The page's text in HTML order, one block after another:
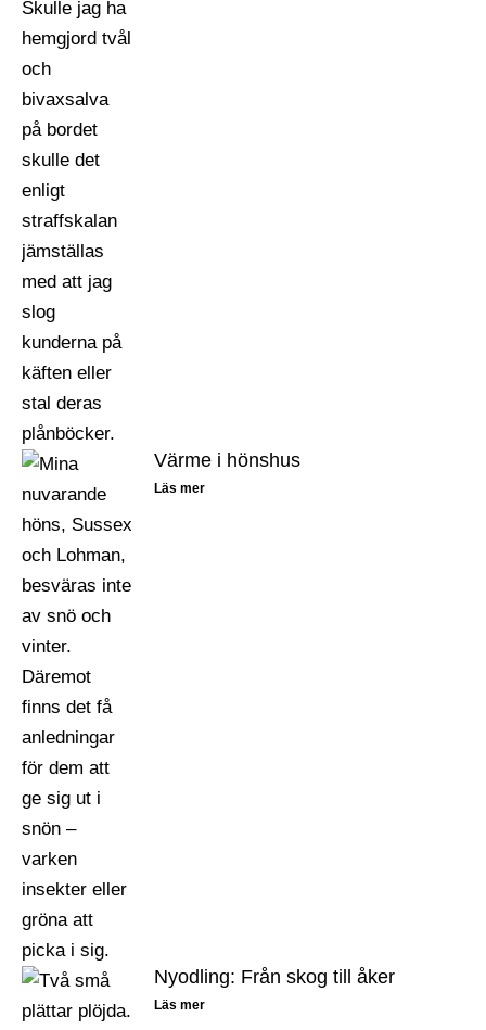
Värme i hönshus
Läs mer
Nyodling: Från skog till åker
Läs mer